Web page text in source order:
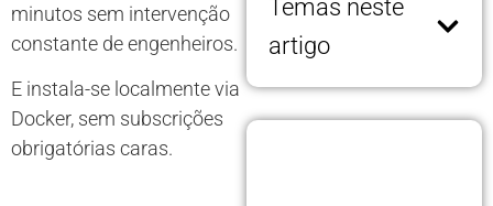
minutos sem intervenção
constante de engenheiros.
E instala-se localmente via
Docker, sem subscrições
obrigatórias caras.
Temas neste
artigo